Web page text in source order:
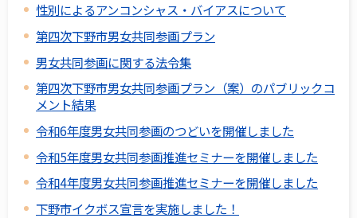
性別によるアンコンシャス・バイアスについて
第四次下野市男女共同参画プラン
男女共同参画に関する法令集
第四次下野市男女共同参画プラン（案）のパブリックコ
メント結果
令和6年度男女共同参画のつどいを開催しました
令和5年度男女共同参画推進セミナーを開催しました
令和4年度男女共同参画推進セミナーを開催しました
下野市イクボス宣言を実施しました！